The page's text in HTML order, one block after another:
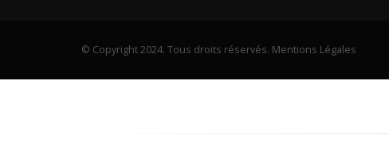
© Copyright 2024. Tous droits réservés. Mentions Légales